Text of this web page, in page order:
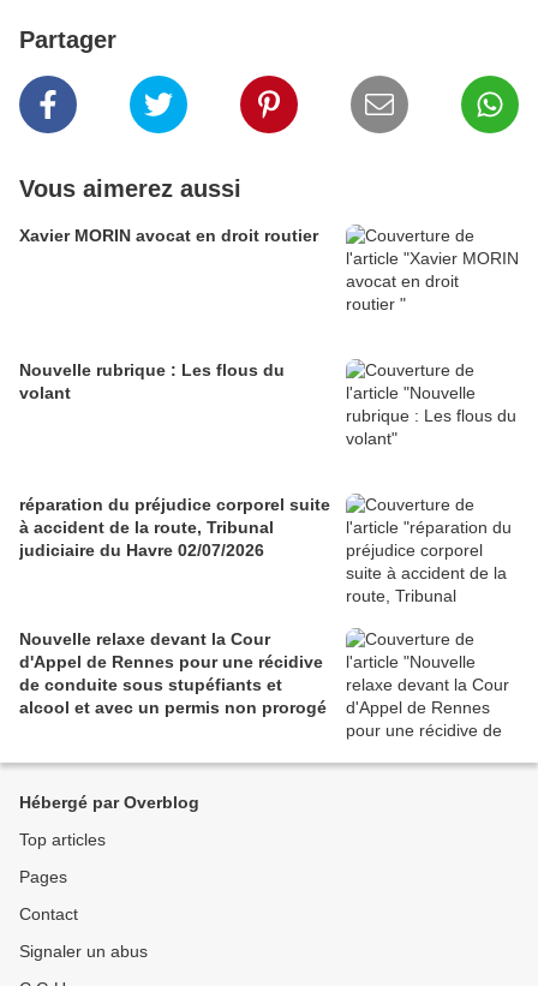
Partager
Vous aimerez aussi
Xavier MORIN avocat en droit routier
Nouvelle rubrique : Les flous du
volant
réparation du préjudice corporel suite
à accident de la route, Tribunal
judiciaire du Havre 02/07/2026
Nouvelle relaxe devant la Cour
d'Appel de Rennes pour une récidive
de conduite sous stupéfiants et
alcool et avec un permis non prorogé
Hébergé par Overblog
Top articles
Pages
Contact
Signaler un abus